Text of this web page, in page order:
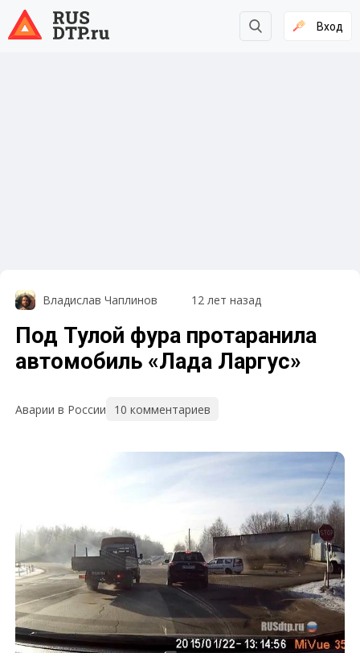
Вход
Владислав Чаплинов 12 лет назад
Под Тулой фура протаранила
автомобиль «Лада Ларгус»
Аварии в России 10 комментариев